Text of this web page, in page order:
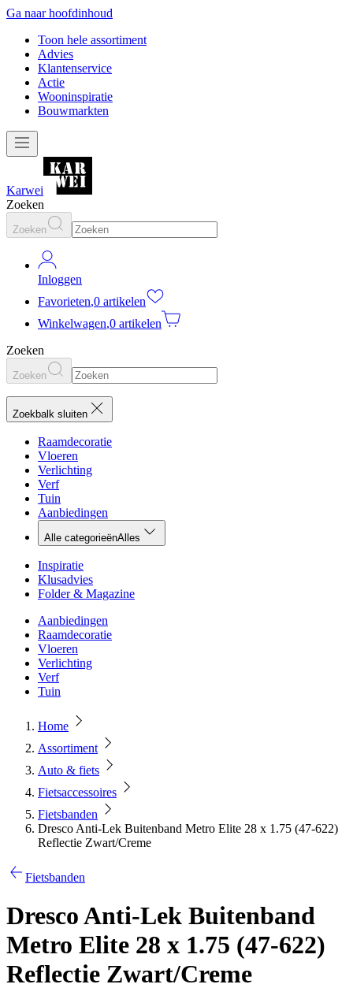
Ga naar hoofdinhoud
Toon hele assortiment
Advies
Klantenservice
Actie
Wooninspiratie
Bouwmarkten
Karwei
Zoeken
Zoeken
Inloggen
Favorieten,0 artikelen
Winkelwagen,0 artikelen
Zoeken
Zoeken
Zoekbalk sluiten
Raamdecoratie
Vloeren
Verlichting
Verf
Tuin
Aanbiedingen
Alle categorieënAlles
Inspiratie
Klusadvies
Folder & Magazine
Aanbiedingen
Raamdecoratie
Vloeren
Verlichting
Verf
Tuin
Home
Assortiment
Auto & fiets
Fietsaccessoires
Fietsbanden
Dresco Anti-Lek Buitenband Metro Elite 28 x 1.75 (47-622)
Reflectie Zwart/Creme
Fietsbanden
Dresco Anti-Lek Buitenband
Metro Elite 28 x 1.75 (47-622)
Reflectie Zwart/Creme